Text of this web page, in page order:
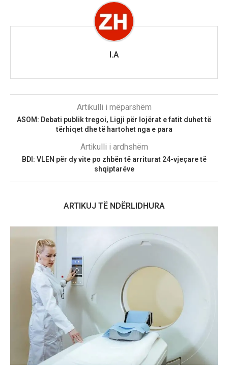
I.A
Artikulli i mëparshëm
ASOM: Debati publik tregoi, Ligji për lojërat e fatit duhet të
tërhiqet dhe të hartohet nga e para
Artikulli i ardhshëm
BDI: VLEN për dy vite po zhbën të arriturat 24-vjeçare të
shqiptarëve
ARTIKUJ TË NDËRLIDHURA